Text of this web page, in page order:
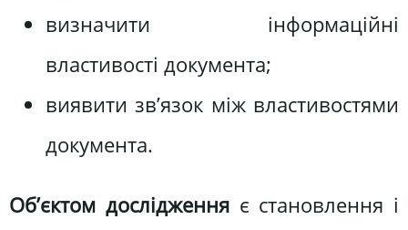
визначити інформаційні
властивості документа;
виявити зв’язок між властивостями
документа.
Об’єктом дослідженняє становлення і